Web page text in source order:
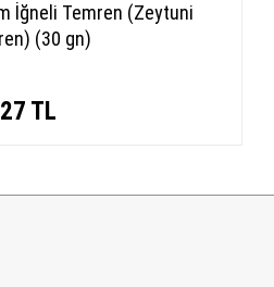
İğneli Temren (Zeytuni
(30 gn)
TL